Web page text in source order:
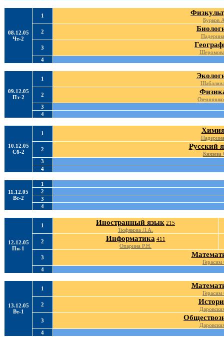
08.12.05
Чт-2
1
Бурков
2
3
4
09.12.05
Пт-2
1
2
3
4
10.12.05
Сб-2
1
2
Русский
3
4
11.12.05
Вс-2
1
2
3
4
12.12.05
Пн-1
1 Иностранный язык 215
Тюфякова Л.А.
2
Информатика 411
Опарина Р.Н.
3
4
13.12.05
Вт-1
1
2
3
4